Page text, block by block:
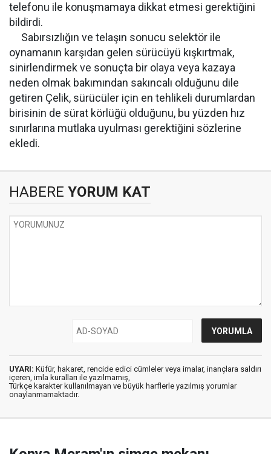
telefonu ile konuşmamaya dikkat etmesi gerektiğini
bildirdi.
Sabırsızlığın ve telaşın sonucu selektör ile
oynamanın karşıdan gelen sürücüyü kışkırtmak,
sinirlendirmek ve sonuçta bir olaya veya kazaya
neden olmak bakımından sakıncalı olduğunu dile
getiren Çelik, sürücüler için en tehlikeli durumlardan
birisinin de sürat körlüğü olduğunu, bu yüzden hız
sınırlarına mutlaka uyulması gerektiğini sözlerine
ekledi.
HABERE YORUM KAT
UYARI: Küfür, hakaret, rencide edici cümleler veya imalar, inançlara saldırı
içeren, imla kuralları ile yazılmamış,
Türkçe karakter kullanılmayan ve büyük harflerle yazılmış yorumlar
onaylanmamaktadır.